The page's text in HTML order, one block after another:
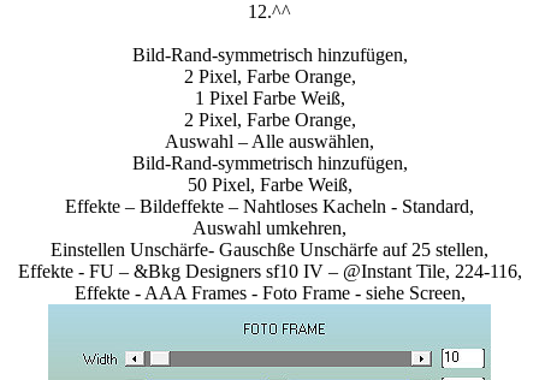
12.^^
Bild-Rand-symmetrisch hinzufügen,
2 Pixel, Farbe Orange,
1 Pixel Farbe Weiß,
2 Pixel, Farbe Orange,
Auswahl – Alle auswählen,
Bild-Rand-symmetrisch hinzufügen,
50 Pixel, Farbe Weiß,
Effekte – Bildeffekte – Nahtloses Kacheln - Standard,
Auswahl umkehren,
Einstellen Unschärfe- Gauschße Unschärfe auf 25 stellen,
Effekte - FU – &Bkg Designers sf10 IV – @Instant Tile, 224-116,
Effekte - AAA Frames - Foto Frame - siehe Screen,